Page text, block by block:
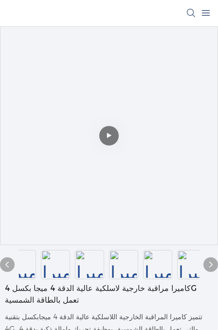
كاميرا مراقبة خارجية لاسلكية عالية الدقة 4 ميجا بكسل 4G
تعمل بالطاقة الشمسية
تتميز كاميرا المراقبة الخارجية اللاسلكية عالية الدقة 4 ميجابكسل بتقنية